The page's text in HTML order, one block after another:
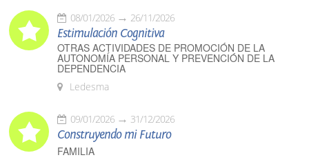
08/01/2026 26/11/2026
Estimulación Cognitiva
OTRAS ACTIVIDADES DE PROMOCIÓN DE LA
AUTONOMÍA PERSONAL Y PREVENCIÓN DE LA
DEPENDENCIA
Ledesma
09/01/2026 31/12/2026
Construyendo mi Futuro
FAMILIA